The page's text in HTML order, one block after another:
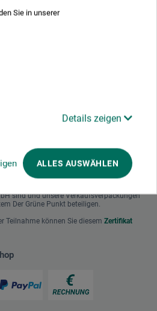
Sie in unserer
Details zeigen
ALLES AUSWÄHLEN
sind und unsere Verkaufsverpackungen
Der Grüne Punkt beteiligen.
Teilnahme können Sie diesem Zertifikat